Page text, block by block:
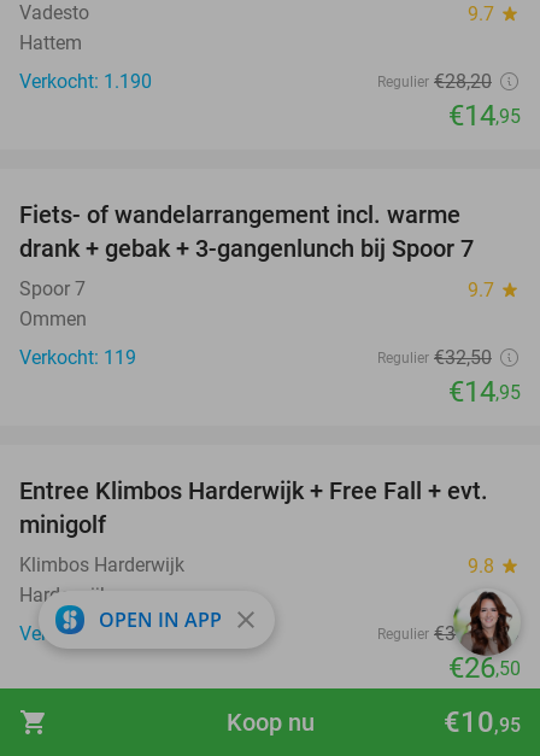
shopping_cart €10,95
Koop nu
Vadesto 9.7 star
Hattem
Verkocht: 1.190
Regulier €28,20
€14,95
Fiets- of wandelarrangement incl. warme
drank + gebak + 3-gangenlunch bij Spoor 7
Spoor 7 9.7 star
Ommen
Verkocht: 119
Regulier €32,50
€14,95
30%
Entree Klimbos Harderwijk + Free Fall + evt.
minigolf
Klimbos Harderwijk 9.8 star
Harderwijk
Verkocht: 650
Regulier €37,95
€26,50
favorite_border
OPEN IN APP close